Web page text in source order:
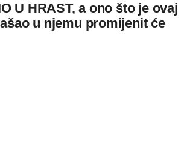
U HRAST, a ono što je ovaj
u njemu promijenit će